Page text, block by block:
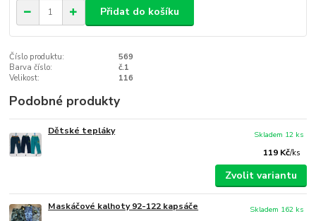
Přidat do košíku
Číslo produktu:
569
Barva číslo:
č.1
Velikost:
116
Podobné produkty
Dětské tepláky
119 Kč/ks
Skladem 12 ks
Zvolit variantu
Maskáčové kalhoty 92-122 kapsáče
Skladem 162 ks